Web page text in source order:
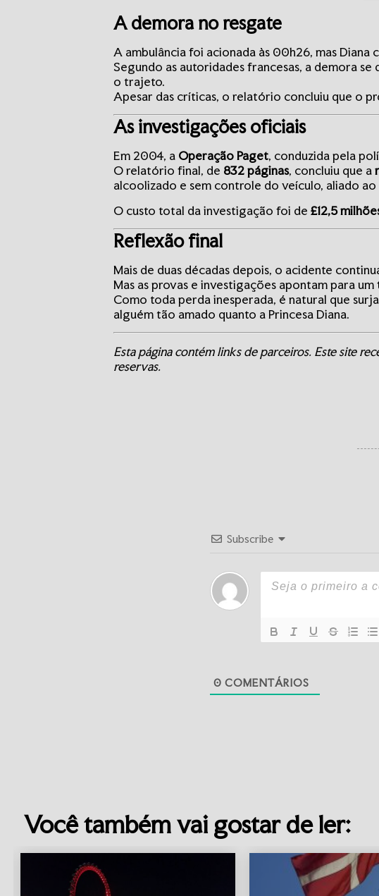
A demora no resgate
A ambulância foi acionada às 00h26, mas
Segundo as autoridades francesas, a demora se
o trajeto.
Apesar das críticas, o relatório concluiu que o
As investigações oficiais
Em 2004, a Operação Paget, conduzida pela
O relatório final, de 832 páginas, concluiu que a
alcoolizado e sem controle do veículo, aliado
O custo total da investigação foi de£12,5
Reflexão final
Mais de duas décadas depois, o acidente
Mas as provas e investigações apontam para um
Como toda perda inesperada, é natural que
alguém tão amado quanto a Princesa Diana.
Esta página contém links de parceiros. Este site
reservas.
Subscribe
0 COMENTÁRIOS
Você também vai gostar de ler: